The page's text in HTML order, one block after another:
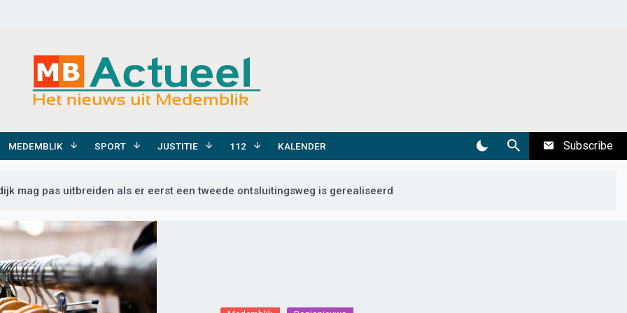
MEDEMBLIK SPORT JUSTITIE 112 KALENDER Subscribe
mag pas uitbreiden als er eerst een tweede ontsluitingsweg is gerealiseerd